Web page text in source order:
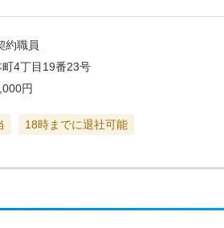
約職員
4丁目19番23号
円
18時までに退社可能